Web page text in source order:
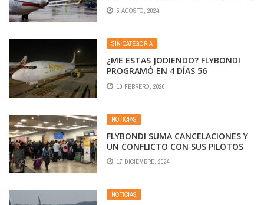
UNIDOS POR CANCELACIONES DE
VUELOS DE AMERICAN AIRLINES
5 AGOSTO, 2024
SIN CATEGORÍA
¿ME ESTAS JODIENDO? FLYBONDI
PROGRAMÓ EN 4 DÍAS 56
CANCELACIONES AFECTANDO A
UNOS 9.100 PASAJEROS.
10 FEBRERO, 2026
NOTICIAS
FLYBONDI SUMA CANCELACIONES Y
UN CONFLICTO CON SUS PILOTOS
POR VOLAR CON ESPAÑOLES,
BRASILEÑOS Y PORTUGUESES
17 DICIEMBRE, 2024
NOTICIAS